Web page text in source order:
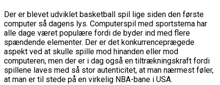
Der er blevet udviklet basketball spil lige siden den første
computer så dagens lys. Computerspil med sportstema har
alle dage været populære fordi de byder ind med flere
spændende elementer. Der er det konkurrenceprægede
aspekt ved at skulle spille mod hinanden eller mod
computeren, men der er i dag også en tiltrækningskraft fordi
spillene laves med så stor autenticitet, at man nærmest føler,
at man er til stede på en virkelig NBA-bane i USA.